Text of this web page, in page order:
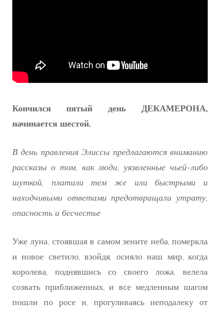
Кончился пятый день ДЕКАМЕРОНА,
начинается шестой.
В день правления Элиссы предлагаются вниманию
рассказы о том, как люди, уязвленные чьей-либо
шуткой, платили тем же или быстрыми и
находчивыми ответами предотвращали утрату,
опасность и бесчестье
Уже луна, стоявшая в самом зените неба, померкла
и новое светило, взойдя, осияло наш мир, когда
королева, поднявшись со своего ложа, велела
созвать приближенных, и все медленным шагом
пошли по росе и, прогуливаясь неподалеку от